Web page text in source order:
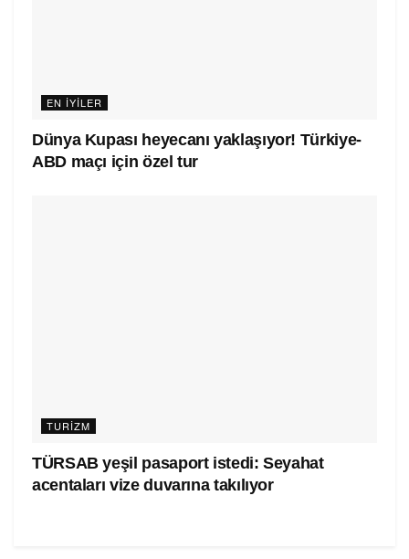
EN IYILER
Dünya Kupası heyecanı yaklaşıyor! Türkiye-
ABD maçı için özel tur
TURIZM
TÜRSAB yeşil pasaport istedi: Seyahat
acentaları vize duvarına takılıyor